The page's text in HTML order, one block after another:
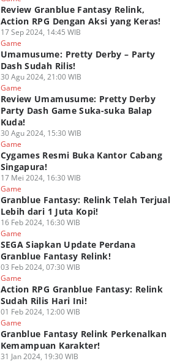
Review Granblue Fantasy Relink,
Action RPG Dengan Aksi yang Keras!
17 Sep 2024, 14:45 WIB
Game
Umamusume: Pretty Derby – Party
Dash Sudah Rilis!
30 Agu 2024, 21:00 WIB
Game
Review Umamusume: Pretty Derby
Party Dash Game Suka-suka Balap
Kuda!
30 Agu 2024, 15:30 WIB
Game
Cygames Resmi Buka Kantor Cabang
Singapura!
17 Mei 2024, 16:30 WIB
Game
Granblue Fantasy: Relink Telah Terjual
Lebih dari 1 Juta Kopi!
16 Feb 2024, 16:30 WIB
Game
SEGA Siapkan Update Perdana
Granblue Fantasy Relink!
03 Feb 2024, 07:30 WIB
Game
Action RPG Granblue Fantasy: Relink
Sudah Rilis Hari Ini!
01 Feb 2024, 12:00 WIB
Game
Granblue Fantasy Relink Perkenalkan
Kemampuan Karakter!
31 Jan 2024, 19:30 WIB